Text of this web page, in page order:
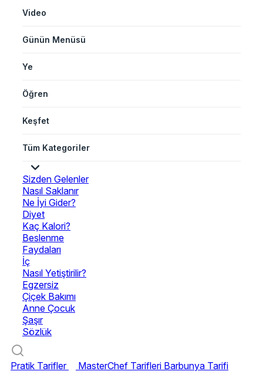
Video
Günün Menüsü
Ye
Öğren
Keşfet
Tüm Kategoriler
Sizden Gelenler
Nasıl Saklanır
Ne İyi Gider?
Diyet
Kaç Kalori?
Beslenme
Faydaları
İç
Nasıl Yetiştirilir?
Egzersiz
Çiçek Bakımı
Anne Çocuk
Şaşır
Sözlük
Pratik Tarifler MasterChef Tarifleri Barbunya Tarifi